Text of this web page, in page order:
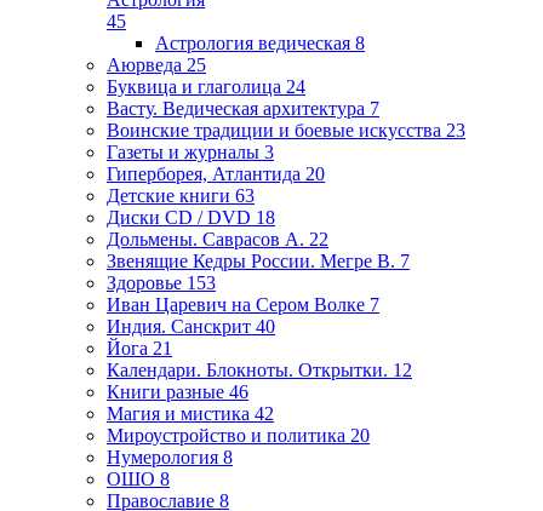
45
Астрология ведическая 8
Аюрведа 25
Буквица и глаголица 24
Васту. Ведическая архитектура 7
Воинские традиции и боевые искусства 23
Газеты и журналы 3
Гиперборея, Атлантида 20
Детские книги 63
Диски CD / DVD 18
Дольмены. Саврасов А. 22
Звенящие Кедры России. Мегре В. 7
Здоровье 153
Иван Царевич на Сером Волке 7
Индия. Санскрит 40
Йога 21
Календари. Блокноты. Открытки. 12
Книги разные 46
Магия и мистика 42
Мироустройство и политика 20
Нумерология 8
ОШО 8
Православие 8